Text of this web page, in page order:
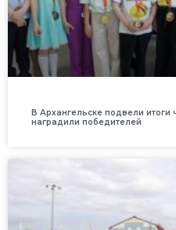
В Архангельске подвели итоги
наградили победителей